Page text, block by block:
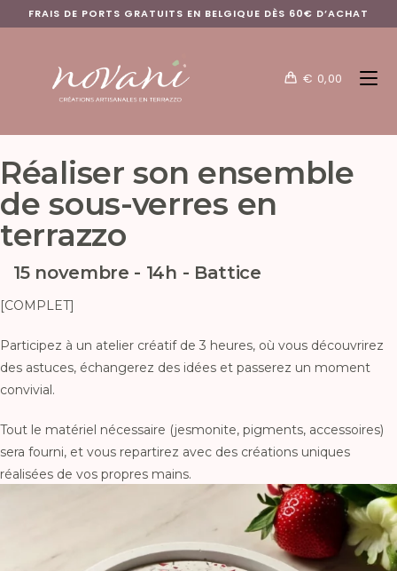
FRAIS DE PORTS GRATUITS EN BELGIQUE DÈS 60€ D’ACHAT
€ 0,00
Réaliser son ensemble
de sous-verres en
terrazzo
15 novembre - 14h - Battice
[COMPLET]
Participez à un atelier créatif de 3 heures, où vous découvrirez
des astuces, échangerez des idées et passerez un moment
convivial.
Tout le matériel nécessaire (jesmonite, pigments, accessoires)
sera fourni, et vous repartirez avec des créations uniques
réalisées de vos propres mains.